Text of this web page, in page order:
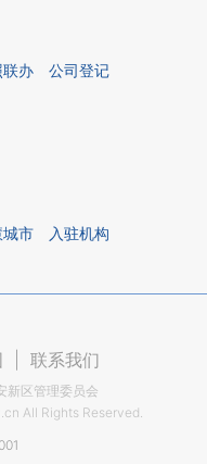
联办
公司登记
城市 入驻机构
联系我们
新区管理委员会
All Rights Reserved.